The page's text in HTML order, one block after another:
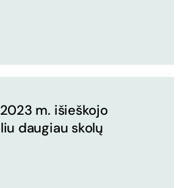
m. išieškojo
daugiau skolų